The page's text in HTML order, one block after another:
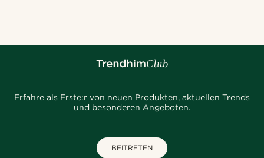
Erfahre als Erste:r von neuen Produkten, aktuellen Trends
und besonderen Angeboten.
BEITRETEN